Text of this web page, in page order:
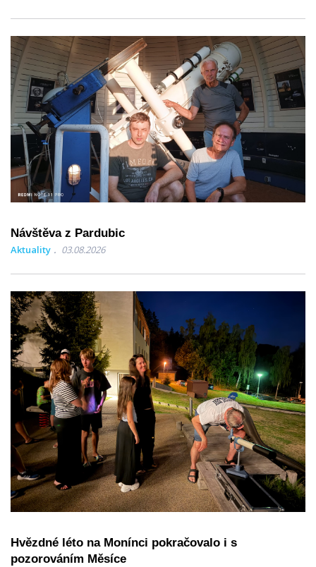
Návštěva z Pardubic
Aktuality 03.08.2026
Hvězdné léto na Monínci pokračovalo i s
pozorováním Měsíce